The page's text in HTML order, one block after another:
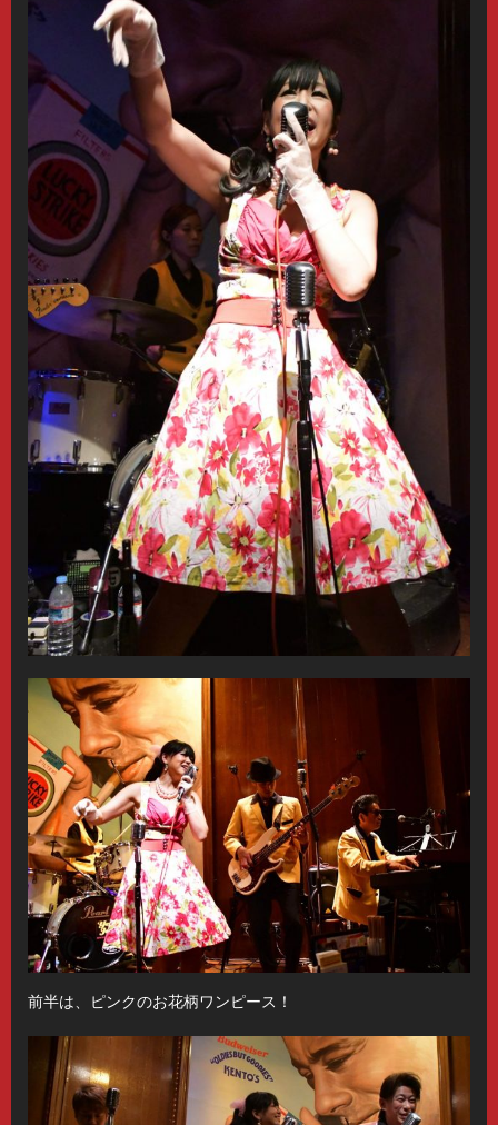
前半は、ピンクのお花柄ワンピース！